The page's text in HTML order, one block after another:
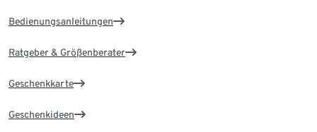
Bedienungsanleitungen
Ratgeber & Größenberater
Geschenkkarte
Geschenkideen